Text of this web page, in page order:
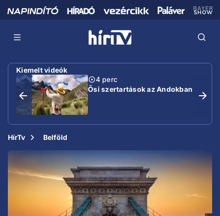
Kiemelt videók
4 perc
Ősi szertartások az Andokban
HírTv Belföld